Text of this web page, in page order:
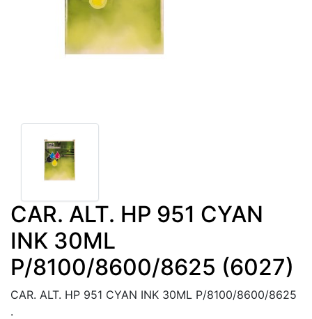
CAR. ALT. HP 951 CYAN
INK 30ML
P/8100/8600/8625 (6027)
CAR. ALT. HP 951 CYAN INK 30ML P/8100/8600/8625
.